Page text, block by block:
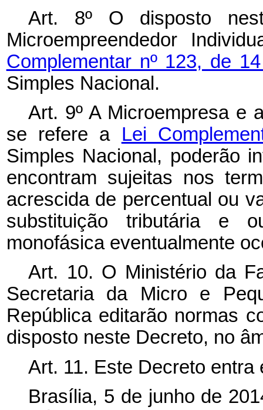
Art. 8º O disposto
Microempreendedor
Complementar nº 123, de
Simples Nacional.
Art. 9º A Microempresa e
se refere a Lei
Simples Nacional, poderão
encontram sujeitas nos
acrescida de percentual ou
substituição tributária e
monofásica eventualmente
Art. 10. O Ministério da
Secretaria da Micro e
República editarão normas
disposto neste Decreto, no
Art. 11. Este Decreto
Brasília, 5 de junho de